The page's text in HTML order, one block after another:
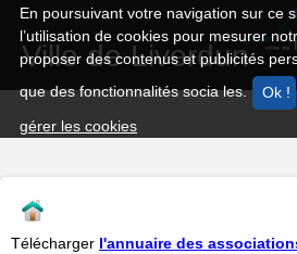
En poursuivant votre navigation sur ce
l’utilisation de cookies pour mesurer
proposer des contenus et publicités
que des fonctionnalités socia les.
gérer les cookies
Ville de Liverdun
Télécharger l'annuaire des